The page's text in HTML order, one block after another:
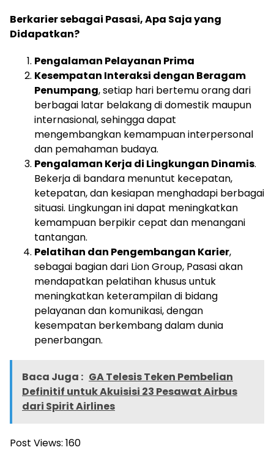
Berkarier sebagai Pasasi, Apa Saja yang
Didapatkan?
Pengalaman Pelayanan Prima
Kesempatan Interaksi dengan Beragam
Penumpang, setiap hari bertemu orang dari
berbagai latar belakang di domestik maupun
internasional, sehingga dapat
mengembangkan kemampuan interpersonal
dan pemahaman budaya.
Pengalaman Kerja di Lingkungan Dinamis.
Bekerja di bandara menuntut kecepatan,
ketepatan, dan kesiapan menghadapi berbagai
situasi. Lingkungan ini dapat meningkatkan
kemampuan berpikir cepat dan menangani
tantangan.
Pelatihan dan Pengembangan Karier,
sebagai bagian dari Lion Group, Pasasi akan
mendapatkan pelatihan khusus untuk
meningkatkan keterampilan di bidang
pelayanan dan komunikasi, dengan
kesempatan berkembang dalam dunia
penerbangan.
Baca Juga : GA Telesis Teken Pembelian
Definitif untuk Akuisisi 23 Pesawat Airbus
dari Spirit Airlines
Post Views: 160